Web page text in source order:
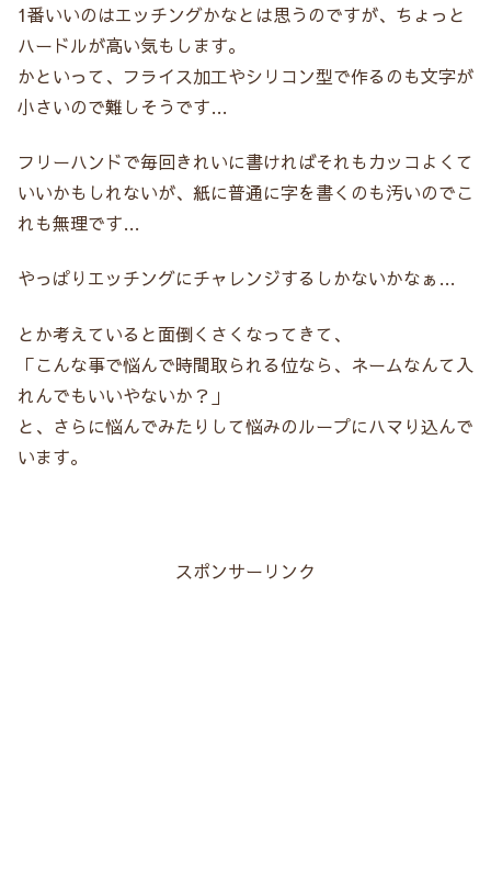
1番いいのはエッチングかなとは思うのですが、ちょっと
ハードルが高い気もします。
かといって、フライス加工やシリコン型で作るのも文字が
小さいので難しそうです…
フリーハンドで毎回きれいに書ければそれもカッコよくて
いいかもしれないが、紙に普通に字を書くのも汚いのでこ
れも無理です…
やっぱりエッチングにチャレンジするしかないかなぁ…
とか考えていると面倒くさくなってきて、
「こんな事で悩んで時間取られる位なら、ネームなんて入
れんでもいいやないか？」
と、さらに悩んでみたりして悩みのループにハマり込んで
います。
スポンサーリンク